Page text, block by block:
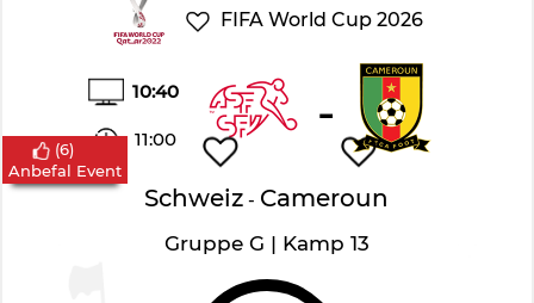
ind
FIFA World Cup 2026
10:40
11:00 -
Schweiz - Cameroun
Gruppe G | Kamp 13
(6)
Anbefal Event